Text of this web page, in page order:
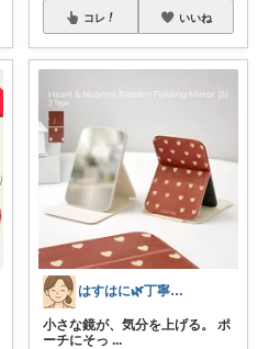
コレ いいね
はすはに🌿丁寧な暮らし
小さな鏡が、気分を上げる。 ポ
ーチにそっ ...